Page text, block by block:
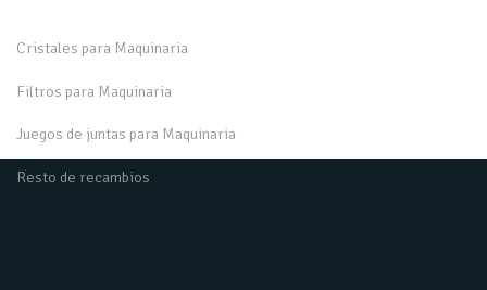
Cristales para Maquinaria
Filtros para Maquinaria
Juegos de juntas para Maquinaria
Resto de recambios